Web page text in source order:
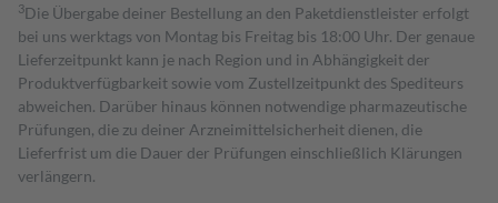
3Die Übergabe deiner Bestellung an den Paketdienstleister erfolgt
bei uns werktags von Montag bis Freitag bis 18:00 Uhr. Der genaue
Lieferzeitpunkt kann je nach Region und in Abhängigkeit der
Produktverfügbarkeit sowie vom Zustellzeitpunkt des Spediteurs
abweichen. Darüber hinaus können notwendige pharmazeutische
Prüfungen, die zu deiner Arzneimittelsicherheit dienen, die
Lieferfrist um die Dauer der Prüfungen einschließlich Klärungen
verlängern.